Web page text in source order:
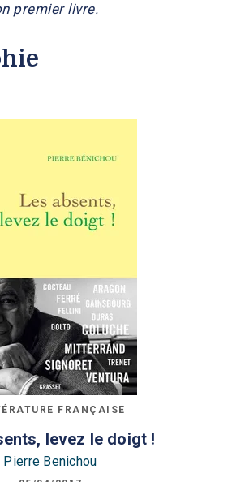
premier livre.
FRANÇAISE
levez le doigt !
Pierre Benichou